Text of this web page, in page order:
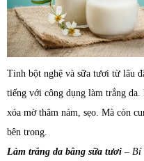
Tinh bột nghệ và sữa tươi từ lâu
tiếng với công dụng làm trắng
xóa mờ thâm nám, sẹo. Mà còn
bên trong.
Làm trắng da bằng sữa tươi – Bí